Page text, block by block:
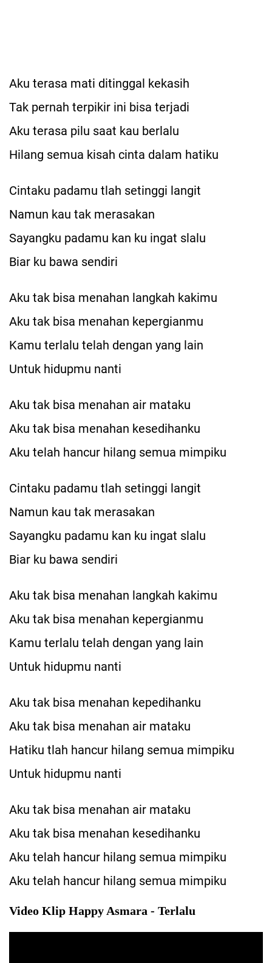
Aku terasa mati ditinggal kekasih
Tak pernah terpikir ini bisa terjadi
Aku terasa pilu saat kau berlalu
Hilang semua kisah cinta dalam hatiku
Cintaku padamu tlah setinggi langit
Namun kau tak merasakan
Sayangku padamu kan ku ingat slalu
Biar ku bawa sendiri
Aku tak bisa menahan langkah kakimu
Aku tak bisa menahan kepergianmu
Kamu terlalu telah dengan yang lain
Untuk hidupmu nanti
Aku tak bisa menahan air mataku
Aku tak bisa menahan kesedihanku
Aku telah hancur hilang semua mimpiku
Cintaku padamu tlah setinggi langit
Namun kau tak merasakan
Sayangku padamu kan ku ingat slalu
Biar ku bawa sendiri
Aku tak bisa menahan langkah kakimu
Aku tak bisa menahan kepergianmu
Kamu terlalu telah dengan yang lain
Untuk hidupmu nanti
Aku tak bisa menahan kepedihanku
Aku tak bisa menahan air mataku
Hatiku tlah hancur hilang semua mimpiku
Untuk hidupmu nanti
Aku tak bisa menahan air mataku
Aku tak bisa menahan kesedihanku
Aku telah hancur hilang semua mimpiku
Aku telah hancur hilang semua mimpiku
Video Klip Happy Asmara - Terlalu